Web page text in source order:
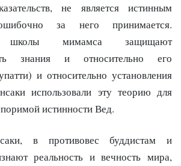
не является истинным
за него принимается.
школы мимамса защищают
знания и относительно его
и относительно установления
использовали эту теорию для
истинности Вед.
в противовес буддистам и
реальность и вечность мира,